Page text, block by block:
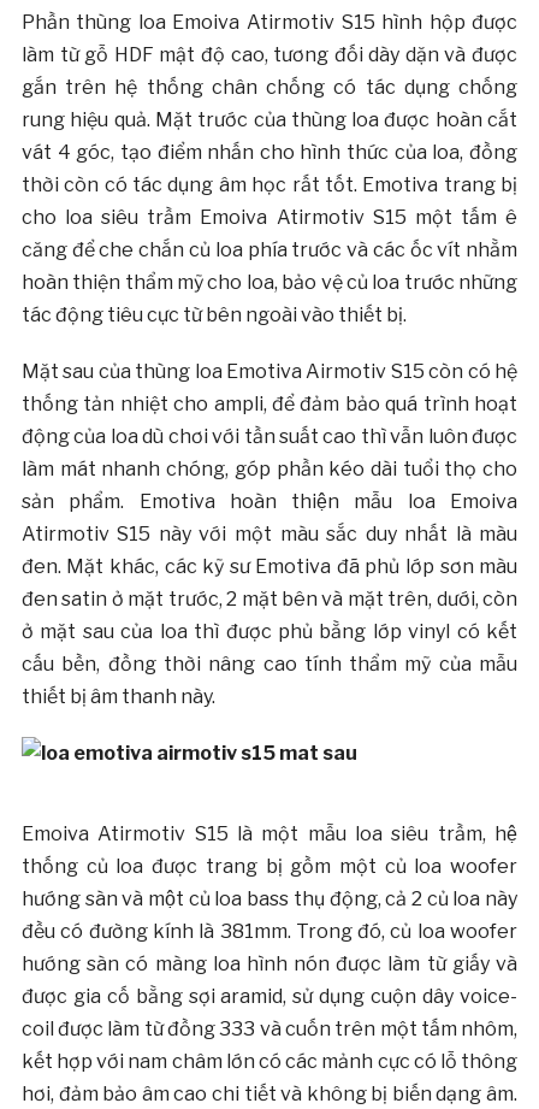
Phần thùng loa Emoiva Atirmotiv S15 hình hộp được
làm từ gỗ HDF mật độ cao, tương đối dày dặn và được
gắn trên hệ thống chân chống có tác dụng chống
rung hiệu quả. Mặt trước của thùng loa được hoàn cắt
vát 4 góc, tạo điểm nhấn cho hình thức của loa, đồng
thời còn có tác dụng âm học rất tốt. Emotiva trang bị
cho loa siêu trầm Emoiva Atirmotiv S15 một tấm ê
căng để che chắn củ loa phía trước và các ốc vít nhằm
hoàn thiện thẩm mỹ cho loa, bảo vệ củ loa trước những
tác động tiêu cực từ bên ngoài vào thiết bị.
Mặt sau của thùng loa Emotiva Airmotiv S15 còn có hệ
thống tản nhiệt cho ampli, để đảm bảo quá trình hoạt
động của loa dù chơi với tần suất cao thì vẫn luôn được
làm mát nhanh chóng, góp phần kéo dài tuổi thọ cho
sản phẩm. Emotiva hoàn thiện mẫu loa Emoiva
Atirmotiv S15 này với một màu sắc duy nhất là màu
đen. Mặt khác, các kỹ sư Emotiva đã phủ lớp sơn màu
đen satin ở mặt trước, 2 mặt bên và mặt trên, dưới, còn
ở mặt sau của loa thì được phủ bằng lớp vinyl có kết
cấu bền, đồng thời nâng cao tính thẩm mỹ của mẫu
thiết bị âm thanh này.
Emoiva Atirmotiv S15 là một mẫu loa siêu trầm, hệ
thống củ loa được trang bị gồm một củ loa woofer
hướng sàn và một củ loa bass thụ động, cả 2 củ loa này
đều có đường kính là 381mm. Trong đó, củ loa woofer
hướng sàn có màng loa hình nón được làm từ giấy và
được gia cố bằng sợi aramid, sử dụng cuộn dây voice-
coil được làm từ đồng 333 và cuốn trên một tấm nhôm,
kết hợp với nam châm lớn có các mảnh cực có lỗ thông
hơi, đảm bảo âm cao chi tiết và không bị biến dạng âm.